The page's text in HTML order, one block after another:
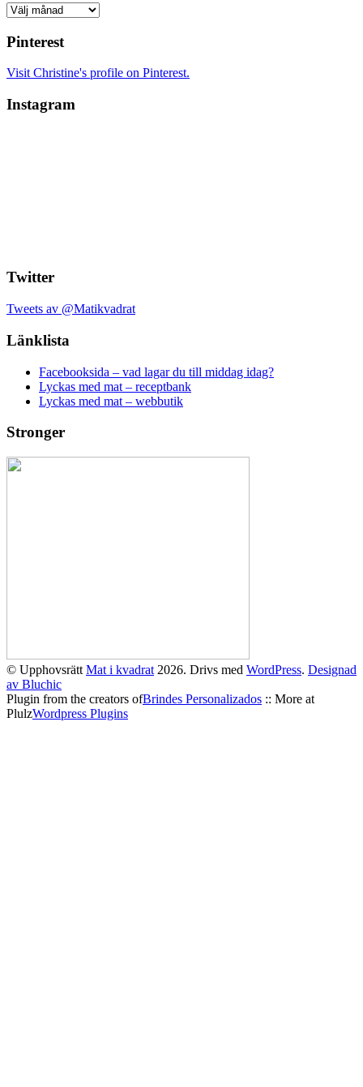
Arkiv
Pinterest
Visit Christine's profile on Pinterest.
Instagram
Twitter
Tweets av @Matikvadrat
Länklista
Facebooksida – vad lagar du till middag idag?
Lyckas med mat – receptbank
Lyckas med mat – webbutik
Stronger
© Upphovsrätt Mat i kvadrat 2026. Drivs med WordPress. Designad
av Bluchic
Plugin from the creators ofBrindes Personalizados :: More at
PlulzWordpress Plugins